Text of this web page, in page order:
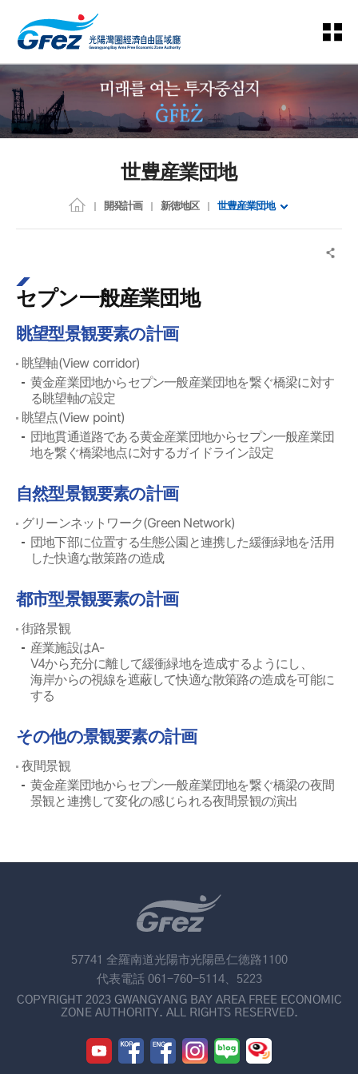
世豊産業団地
開発計画 新徳地区 世豊産業団地
セプン一般産業団地
眺望型景観要素の計画
眺望軸(View corridor)
黄金産業団地からセプン一般産業団地を繋ぐ橋梁に対す
る眺望軸の設定
眺望点(View point)
団地貫通道路である黄金産業団地からセプン一般産業団
地を繋ぐ橋梁地点に対するガイドライン設定
自然型景観要素の計画
グリーンネットワーク(Green Network)
団地下部に位置する生態公園と連携した緩衝緑地を活用
した快適な散策路の造成
都市型景観要素の計画
街路景観
産業施設はA-
V4から充分に離して緩衝緑地を造成するようにし、
海岸からの視線を遮蔽して快適な散策路の造成を可能に
する
その他の景観要素の計画
夜間景観
黄金産業団地からセプン一般産業団地を繋ぐ橋梁の夜間
景観と連携して変化の感じられる夜間景観の演出
57741 全羅南道光陽市光陽邑仁徳路1100
代表電話 061-760-5114、5223
COPYRIGHT 2023 GWANGYANG BAY AREA FREE ECONOMIC
ZONE AUTHORITY. ALL RIGHTS RESERVED.